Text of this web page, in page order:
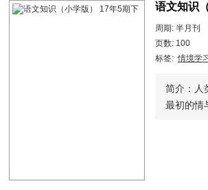
语文知识
周期: 半月刊
页数: 100
标签: 情境学
简介：人
最初的情